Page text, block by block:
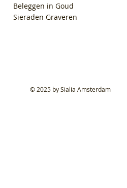
Beleggen in Goud
Sieraden Graveren
© 2025 by Sialia Amsterdam